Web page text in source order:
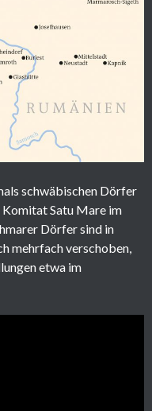
schwäbischen Dörfer
Komitat Satu Mare im
Dörfer sind in
mehrfach verschoben,
etwa im